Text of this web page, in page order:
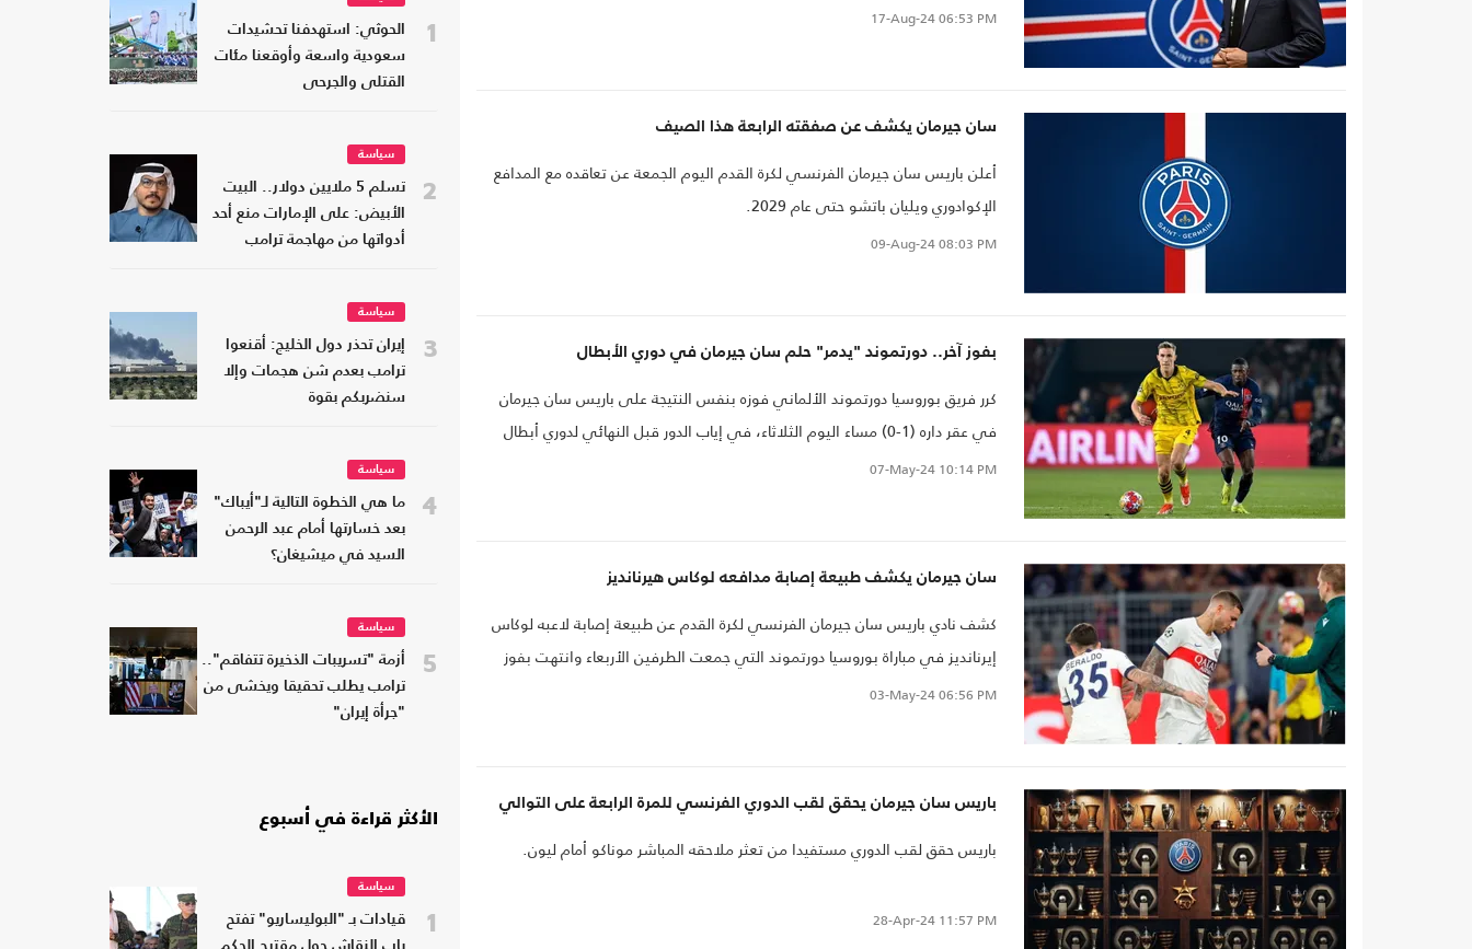
رين.
17-Aug-2406:53 PM
سان جيرمان يكشف عن صفقته الرابعة هذا الصيف
أعلن باريس سان جيرمان الفرنسي لكرة القدم اليوم الجمعة عن تعاقده مع المدافع
الإكوادوري ويليان باتشو حتى عام 2029.
09-Aug-2408:03 PM
بفوز آخر.. دورتموند "يدمر" حلم سان جيرمان في دوري الأبطال
كرر فريق بوروسيا دورتموند الألماني فوزه بنفس النتيجة على باريس سان جيرمان
في عقر داره (1-0) مساء اليوم الثلاثاء، في إياب الدور قبل النهائي لدوري أبطال
أوروبا لكرة القدم.
07-May-24 10:14 PM
سان جيرمان يكشف طبيعة إصابة مدافعه لوكاس هيرنانديز
كشف نادي باريس سان جيرمان الفرنسي لكرة القدم عن طبيعة إصابة لاعبه لوكاس
إيرنانديز في مباراة بوروسيا دورتموند التي جمعت الطرفين الأربعاء وانتهت بفوز
الأخير 1-0 في ذهاب الدور نصف النهائي بدوري أبطال أوروبا.
03-May-2406:56 PM
باريس سان جيرمان يحقق لقب الدوري الفرنسي للمرة الرابعة على التوالي
باريس حقق لقب الدوري مستفيدا من تعثر ملاحقه المباشر موناكو أمام ليون.
28-Apr-24 11:57 PM
1
الحوثي: استهدفنا تحشيدات
سعودية واسعة وأوقعنا مئات
القتلى والجرحى
2
سياسة
تسلم 5 ملايين دولار.. البيت
الأبيض: على الإمارات منع أحد
أدواتها من مهاجمة ترامب
3
سياسة
إيران تحذر دول الخليج: أقنعوا
ترامب بعدم شن هجمات وإلا
سنضربكم بقوة
4
سياسة
ما هي الخطوة التالية لـ"أيباك"
بعد خسارتها أمام عبد الرحمن
السيد في ميشيغان؟
5
سياسة
أزمة "تسريبات الذخيرة تتفاقم"..
ترامب يطلب تحقيقا ويخشى من
"جرأة إيران"
الأكثر قراءة في أسبوع
1
سياسة
قيادات بـ "البوليساريو" تفتح